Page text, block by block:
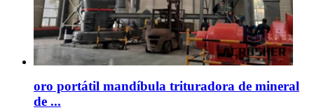
oro portátil mandíbula trituradora de mineral
de ...